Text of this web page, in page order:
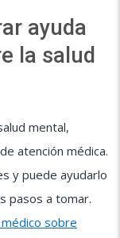
ayuda
la salud
mental,
atención médica.
y puede ayudarlo
pasos a tomar.
sobre